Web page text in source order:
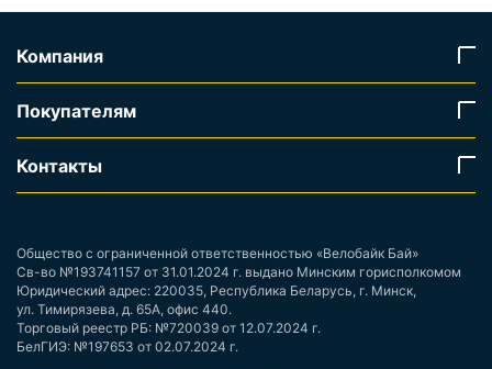
Компания
Покупателям
Контакты
Общество с ограниченной ответственностью «Велобайк Бай»
Св-во №193741157 от 31.01.2024 г. выдано Минским горисполкомом
Юридический адрес: 220035, Республика Беларусь, г. Минск,
ул. Тимирязева, д. 65А, офис 440.
Торговый реестр РБ: №720039 от 12.07.2024 г.
БелГИЭ: №197653 от 02.07.2024 г.